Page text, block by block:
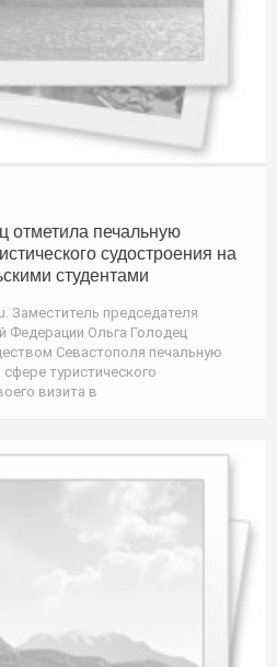
отметила печальную
судостроения на
студентами
Заместитель председателя
Федерации Ольга Голодец
Севастополя печальную
туристического
визита в